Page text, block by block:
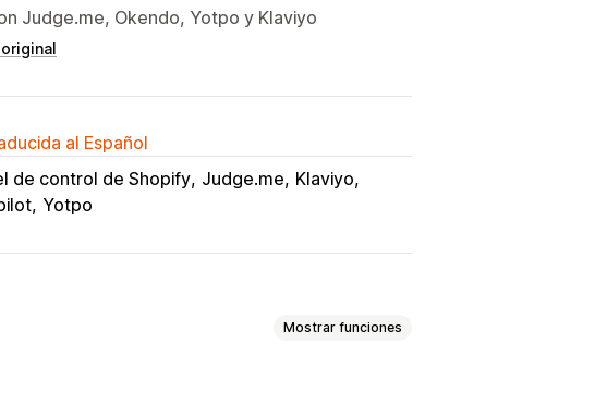
Judge.me, Okendo, Yotpo y Klaviyo
al Español
de control de Shopify Judge.me Klaviyo
Yotpo
Mostrar funciones